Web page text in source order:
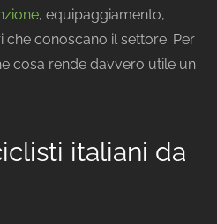
, equipaggiamento,
conoscano il settore. Per
cosa rende davvero utile un
italiani da